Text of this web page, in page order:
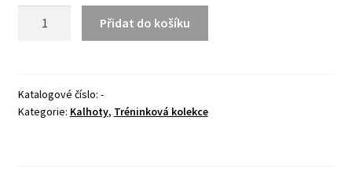
množství
Přidat do košíku
Katalogové číslo: -
Kategorie: Kalhoty, Tréninková kolekce